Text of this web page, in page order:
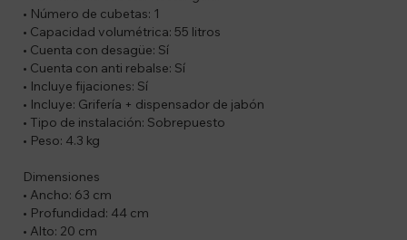
• Número de cubetas: 1
• Capacidad volumétrica: 55 litros
• Cuenta con desagüe: Sí
• Cuenta con anti rebalse: Sí
• Incluye fijaciones: Sí
• Incluye: Grifería + dispensador de jabón
• Tipo de instalación: Sobrepuesto
• Peso: 4.3 kg
Dimensiones
• Ancho: 63 cm
• Profundidad: 44 cm
• Alto: 20 cm